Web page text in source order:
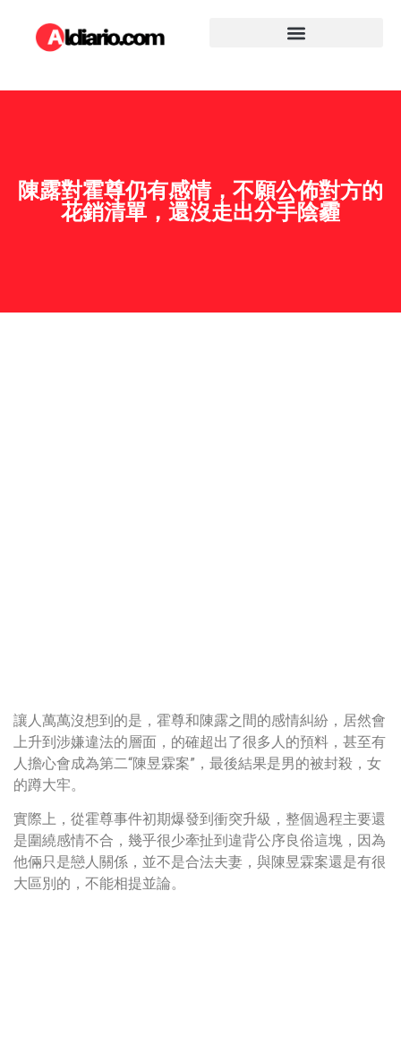
陳露對霍尊仍有感情，不願公佈對方的
花銷清單，還沒走出分手陰霾
讓人萬萬沒想到的是，霍尊和陳露之間的感情糾紛，居然會
上升到涉嫌違法的層面，的確超出了很多人的預料，甚至有
人擔心會成為第二“陳昱霖案”，最後結果是男的被封殺，女
的蹲大牢。
實際上，從霍尊事件初期爆發到衝突升級，整個過程主要還
是圍繞感情不合，幾乎很少牽扯到違背公序良俗這塊，因為
他倆只是戀人關係，並不是合法夫妻，與陳昱霖案還是有很
大區別的，不能相提並論。